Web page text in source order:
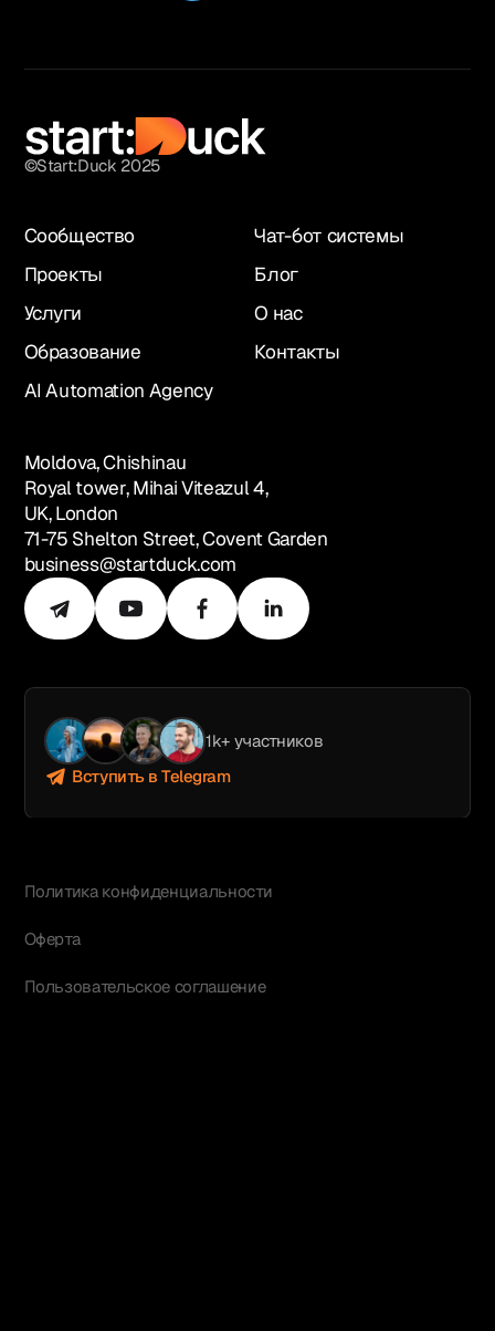
©Start:Duck 2025
Сообщество
Проекты
Услуги
Образование
AI Automation Agency
Чат-бот системы
Блог
О нас
Контакты
Moldova, Chishinau
Royal tower, Mihai Viteazul 4,
UK, London
71-75 Shelton Street, Covent Garden
business@startduck.com
1k+ участников
Вступить в Telegram
Политика конфиденциальности
Оферта
Пользовательское соглашение